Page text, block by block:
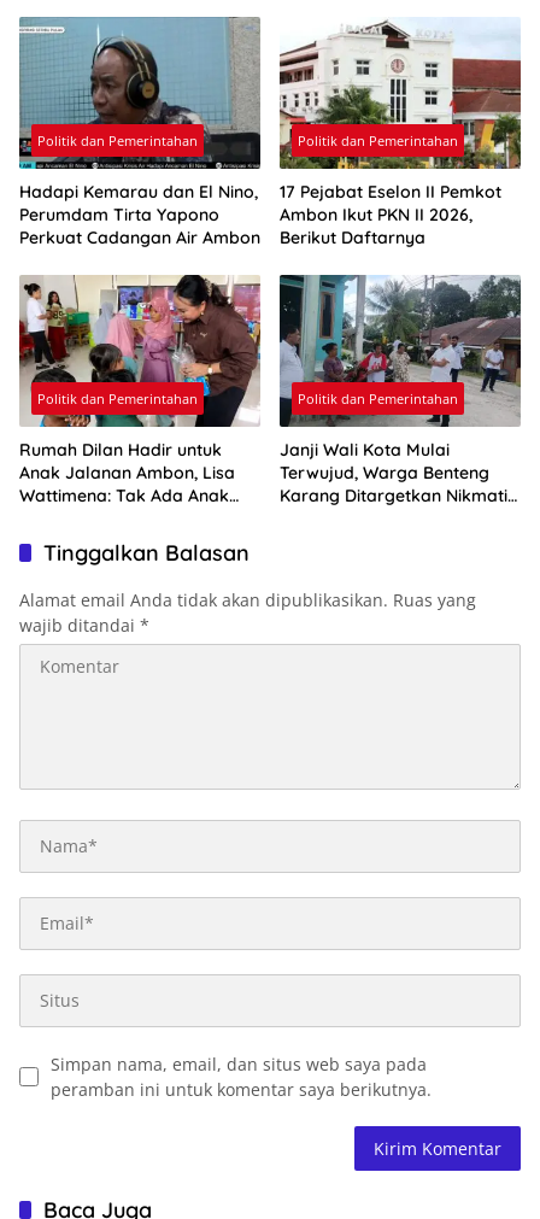
Politik dan Pemerintahan
Hadapi Kemarau dan El Nino,
Perumdam Tirta Yapono
Perkuat Cadangan Air Ambon
Politik dan Pemerintahan
17 Pejabat Eselon II Pemkot
Ambon Ikut PKN II 2026,
Berikut Daftarnya
Politik dan Pemerintahan
Rumah Dilan Hadir untuk
Anak Jalanan Ambon, Lisa
Wattimena: Tak Ada Anak
Depannya
Politik dan Pemerintahan
Janji Wali Kota Mulai
Terwujud, Warga Benteng
Karang Ditargetkan Nikmati
Tinggalkan Balasan
Alamat email Anda tidak akan dipublikasikan. Ruas yang
wajib ditandai *
Simpan nama, email, dan situs web saya pada
peramban ini untuk komentar saya berikutnya.
Baca Juga